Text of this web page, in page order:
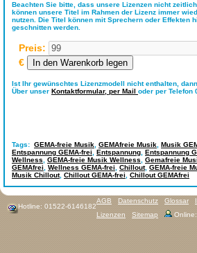
Beachten Sie bitte, dass unsere Lizenzen nicht
können unsere Titel im Rahmen der Lizenz immer
nutzen. Die Titel können mit Sprechern oder Effekten
geschnitten werden.
Preis:
€
Ist Ihr gewünschtes Lizenzmodell nicht enthalten,
Über unser Kontaktformular, per Mail oder per Telefon
Tags: GEMA-freie Musik GEMAfreie Musik Musik
Entspannung GEMA-frei
Entspannung Entspannung
Wellness
GEMA-freie Musik Wellness Gemafreie
GEMAfrei
Wellness GEMA-frei Chillout, GEMA-freie
Musik Chillout, Chillout GEMA-frei Chillout GEMAfrei
Hotline: 01522-6146182
AGB Datenschutz Glossar
Lizenzen
Sitemap